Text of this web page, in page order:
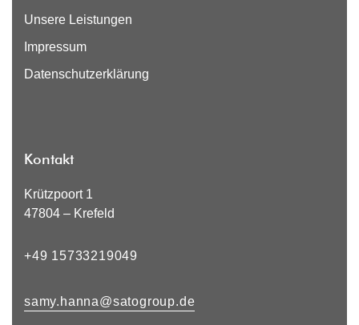
Unsere Leistungen
Impressum
Datenschutzerklärung
Kontakt
Krützpoort 1
47804 – Krefeld
+49 15733219049
samy.hanna@satogroup.de